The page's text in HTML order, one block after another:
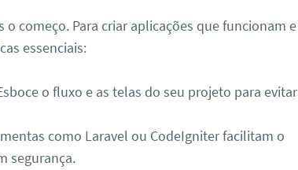
o começo. Para criar aplicações que funcionam e
essenciais:
o fluxo e as telas do seu projeto para evitar
como Laravel ou CodeIgniter facilitam o
segurança.